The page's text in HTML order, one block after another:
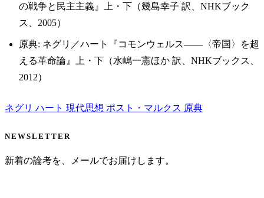
の戦争と民主主義』上・下（幾島幸子 訳、NHKブック
ス、2005）
原典: ネグリ／ハート『コモンウェルス——〈帝国〉を超
える革命論』上・下（水嶋一憲ほか 訳、NHKブックス、
2012）
ネグリ ハート 現代思想 ポスト・マルクス 原典
NEWSLETTER
新着の論考を、メールでお届けします。